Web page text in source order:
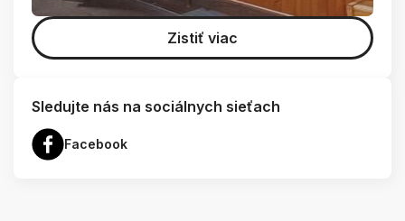
Zistiť viac
Sledujte nás na sociálnych sieťach
Facebook